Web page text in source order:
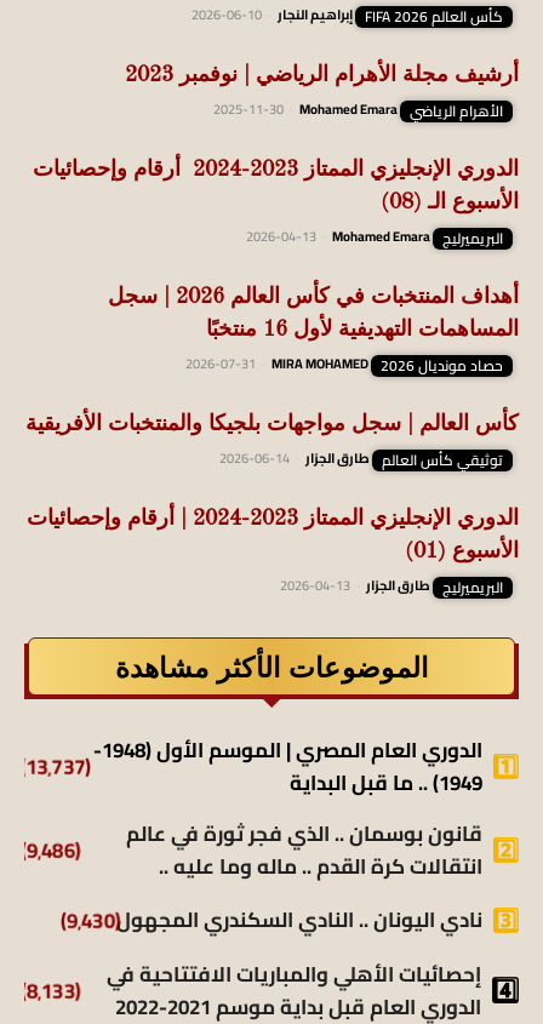
كأس العالم FIFA 2026 إبراهيم النجار 2026-06-10
أرشيف مجلة الأهرام الرياضي | نوفمبر 2023
الأهرام الرياضي Mohamed Emara
2025-11-30
الدوري الإنجليزي الممتاز 2023-2024 أرقام وإحصائيات
الأسبوع الـ (08)
البريميرليج Mohamed Emara
2026-04-13
أهداف المنتخبات في كأس العالم 2026 | سجل
المساهمات التهديفية لأول 16 منتخبًا
حصاد مونديال 2026 MIRA MOHAMED
2026-07-31
كأس العالم | سجل مواجهات بلجيكا والمنتخبات الأفريقية
توثيقي كأس العالم طارق الجزار 2026-06-14
الدوري الإنجليزي الممتاز 2023-2024 | أرقام وإحصائيات
الأسبوع (01)
البريميرليج طارق الجزار 2026-04-13
الموضوعات الأكثر مشاهدة
الدوري العام المصري | الموسم الأول (1948-
1949) .. ما قبل البداية
(13٬737)
قانون بوسمان .. الذي فجر ثورة في عالم
انتقالات كرة القدم .. ماله وما عليه ..
(9٬486)
نادي اليونان .. النادي السكندري المجهول(9٬430)
إحصائيات الأهلي والمباريات الافتتاحية في
الدوري العام قبل بداية موسم 2021-2022
(8٬133)